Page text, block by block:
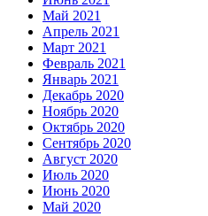
Май 2021
Апрель 2021
Март 2021
Февраль 2021
Январь 2021
Декабрь 2020
Ноябрь 2020
Октябрь 2020
Сентябрь 2020
Август 2020
Июль 2020
Июнь 2020
Май 2020